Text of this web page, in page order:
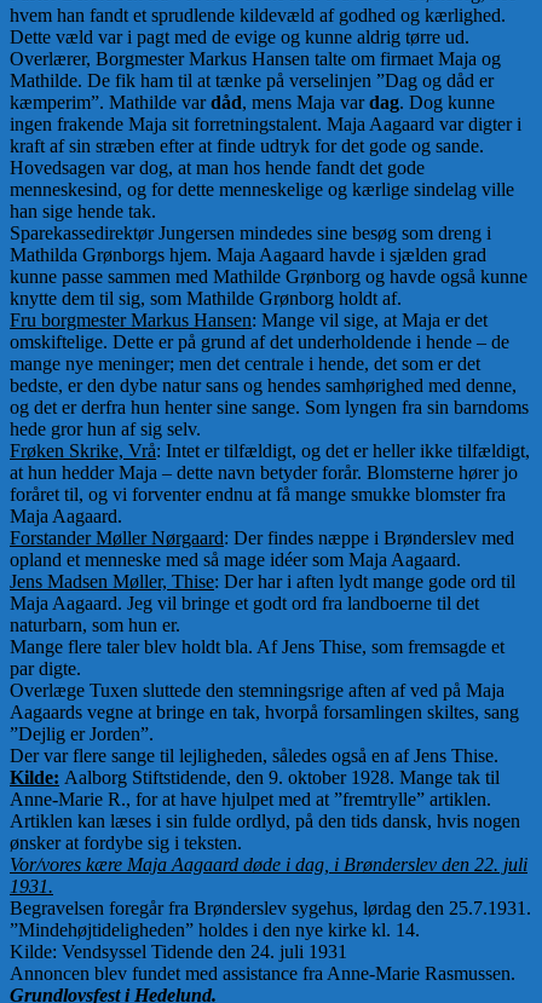
hvem han fandt et sprudlende kildevæld af godhed og kærlighed.
Dette væld var i pagt med de evige og kunne aldrig tørre ud.
Overlærer, Borgmester Markus Hansen talte om firmaet Maja og
Mathilde. De fik ham til at tænke på verselinjen ”Dag og dåd er
kæmperim”. Mathilde vardåd, mens Maja vardag. Dog kunne
ingen frakende Maja sit forretningstalent. Maja Aagaard var digter i
kraft af sin stræben efter at finde udtryk for det gode og sande.
Hovedsagen var dog, at man hos hende fandt det gode
menneskesind, og for dette menneskelige og kærlige sindelag ville
han sige hende tak.
Sparekassedirektør Jungersen mindedes sine besøg som dreng i
Mathilda Grønborgs hjem. Maja Aagaard havde i sjælden grad
kunne passe sammen med Mathilde Grønborg og havde også kunne
knytte dem til sig, som Mathilde Grønborg holdt af.
Fru borgmester Markus Hansen: Mange vil sige, at Maja er det
omskiftelige. Dette er på grund af det underholdende i hende – de
mange nye meninger; men det centrale i hende, det som er det
bedste, er den dybe natur sans og hendes samhørighed med denne,
og det er derfra hun henter sine sange. Som lyngen fra sin barndoms
hede gror hun af sig selv.
Frøken Skrike, Vrå: Intet er tilfældigt, og det er heller ikke tilfældigt,
at hun hedder Maja – dette navn betyder forår. Blomsterne hører jo
foråret til, og vi forventer endnu at få mange smukke blomster fra
Maja Aagaard.
Forstander Møller Nørgaard: Der findes næppe i Brønderslev med
opland et menneske med så mage idéer som Maja Aagaard.
Jens Madsen Møller, Thise: Der har i aften lydt mange gode ord til
Maja Aagaard. Jeg vil bringe et godt ord fra landboerne til det
naturbarn, som hun er.
Mange flere taler blev holdt bla. Af Jens Thise, som fremsagde et
par digte.
Overlæge Tuxen sluttede den stemningsrige aften af ved på Maja
Aagaards vegne at bringe en tak, hvorpå forsamlingen skiltes, sang
”Dejlig er Jorden”.
Der var flere sange til lejligheden, således også en af Jens Thise.
Kilde: Aalborg Stiftstidende, den 9. oktober 1928. Mange tak til
Anne-Marie R., for at have hjulpet med at ”fremtrylle” artiklen.
Artiklen kan læses i sin fulde ordlyd, på den tids dansk, hvis nogen
ønsker at fordybe sig i teksten.
Vor/vores kære Maja Aagaard døde i dag, i Brønderslev den 22. juli
1931.
Begravelsen foregår fra Brønderslev sygehus, lørdag den 25.7.1931.
”Mindehøjtideligheden” holdes i den nye kirke kl. 14.
Kilde: Vendsyssel Tidende den 24. juli 1931
Annoncen blev fundet med assistance fra Anne-Marie Rasmussen.
Grundlovsfest i Hedelund.